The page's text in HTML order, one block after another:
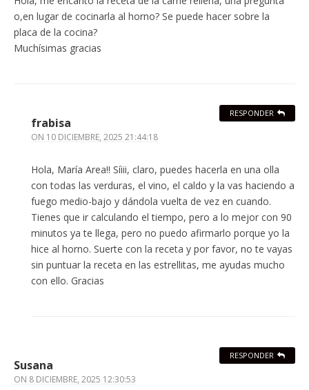
o,en lugar de cocinarla al horno? Se puede hacer sobre la
placa de la cocina?
Muchísimas gracias
frabisa
ON 10 DICIEMBRE, 2025 21:44:18
Hola, María Area!! Síiii, claro, puedes hacerla en una olla
con todas las verduras, el vino, el caldo y la vas haciendo a
fuego medio-bajo y dándola vuelta de vez en cuando.
Tienes que ir calculando el tiempo, pero a lo mejor con 90
minutos ya te llega, pero no puedo afirmarlo porque yo la
hice al horno. Suerte con la receta y por favor, no te vayas
sin puntuar la receta en las estrellitas, me ayudas mucho
con ello. Gracias
RESPONDER
Susana
ON 8 DICIEMBRE, 2025 12:30:53
RESPONDER